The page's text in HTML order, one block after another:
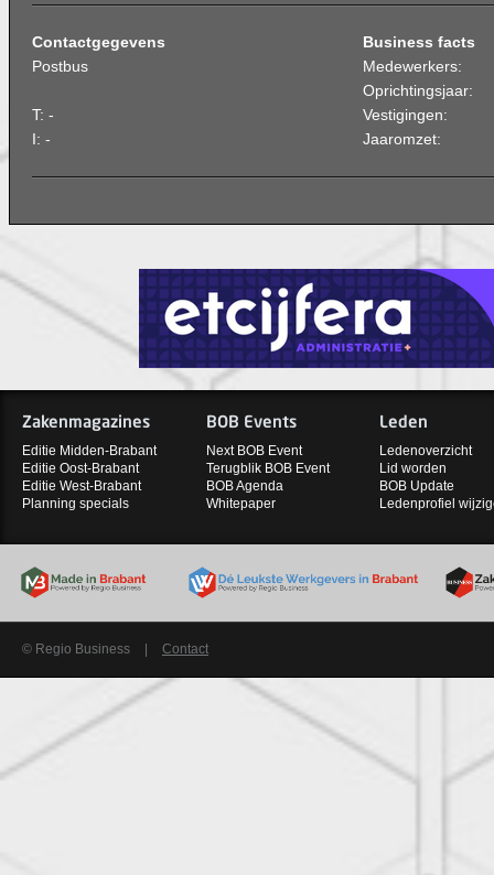
Contactgegevens
Postbus
T: -
I: -
Business facts
Medewerkers:
Oprichtingsjaar:
Vestigingen:
Jaaromzet:
Zakenmagazines
Editie Midden-Brabant
Editie Oost-Brabant
Editie West-Brabant
Planning specials
BOB Events
Next BOB Event
Terugblik BOB Event
BOB Agenda
Whitepaper
Leden
Ledenoverzicht
Lid worden
BOB Update
Ledenprofiel
© Regio Business Contact